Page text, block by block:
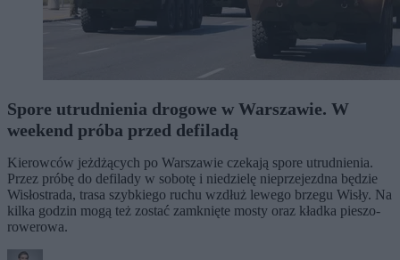
Spore utrudnienia drogowe w Warszawie. W
weekend próba przed defiladą
Kierowców jeżdżących po Warszawie czekają spore utrudnienia.
Przez próbę do defilady w sobotę i niedzielę nieprzejezdna będzie
Wisłostrada, trasa szybkiego ruchu wzdłuż lewego brzegu Wisły. Na
kilka godzin mogą też zostać zamknięte mosty oraz kładka pieszo-
rowerowa.